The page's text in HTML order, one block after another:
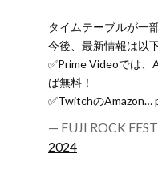
タイムテーブルが一
今後、最新情報は以
✅Prime Videoでは、
ば無料！
✅TwitchのAmazon…
— FUJI ROCK
2024